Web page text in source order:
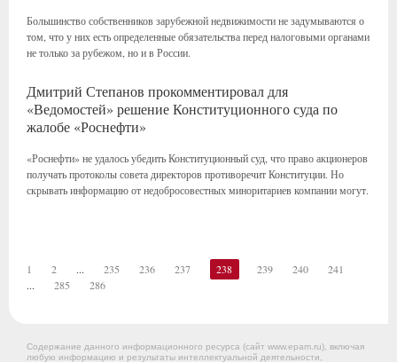
Большинство собственников зарубежной недвижимости не задумываются о
том, что у них есть определенные обязательства перед налоговыми органами
не только за рубежом, но и в России.
Дмитрий Степанов прокомментировал для
«Ведомостей» решение Конституционного суда по
жалобе «Роснефти»
«Роснефти» не удалось убедить Конституционный суд, что право акционеров
получать протоколы совета директоров противоречит Конституции. Но
скрывать информацию от недобросовестных миноритариев компании могут.
1 2 ... 235 236 237 238 239 240
241
...
285 286
Содержание данного информационного ресурса (сайт www.epam.ru), включая
любую информацию и результаты интеллектуальной деятельности,